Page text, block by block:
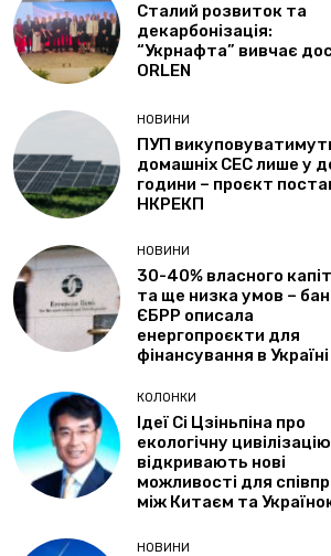
Сталий розвиток та
декарбонізація:
“Укрнафта” вивчає
ORLEN
НОВИНИ
ПУП
домашніх СЕС лише у
години – проєкт
НКРЕКП
НОВИНИ
30-40% власного
та ще низка умов –
ЄБРР описала
енергопроєкти для
фінансування в Україні
КОЛОНКИ
Ідеї Сі Цзіньпіна про
екологічну цивілізацію
відкривають нові
можливості для
між Китаєм та
НОВИНИ